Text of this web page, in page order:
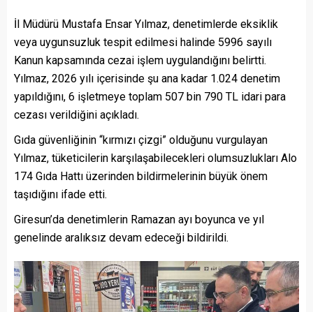
İl Müdürü Mustafa Ensar Yılmaz, denetimlerde eksiklik
veya uygunsuzluk tespit edilmesi halinde 5996 sayılı
Kanun kapsamında cezai işlem uygulandığını belirtti.
Yılmaz, 2026 yılı içerisinde şu ana kadar 1.024 denetim
yapıldığını, 6 işletmeye toplam 507 bin 790 TL idari para
cezası verildiğini açıkladı.
Gıda güvenliğinin “kırmızı çizgi” olduğunu vurgulayan
Yılmaz, tüketicilerin karşılaşabilecekleri olumsuzlukları Alo
174 Gıda Hattı üzerinden bildirmelerinin büyük önem
taşıdığını ifade etti.
Giresun’da denetimlerin Ramazan ayı boyunca ve yıl
genelinde aralıksız devam edeceği bildirildi.